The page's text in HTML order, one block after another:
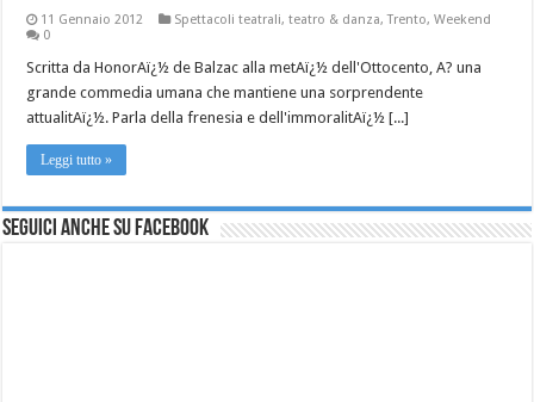
11 Gennaio 2012 Spettacoli teatrali,teatro & danza,Trento,Weekend
0
Scritta da HonorAï¿½ de Balzac alla metAï¿½ dell'Ottocento, A? una
grande commedia umana che mantiene una sorprendente
attualitAï¿½. Parla della frenesia e dell'immoralitAï¿½ [...]
Leggi tutto »
Seguici anche su Facebook